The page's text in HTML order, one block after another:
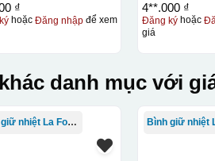
₫
hoặcĐăng nhập để xem
4**.000 ₫
Đăng kýhoặc
giá
danh mục với
Bình giữ nhiệt La Fonte